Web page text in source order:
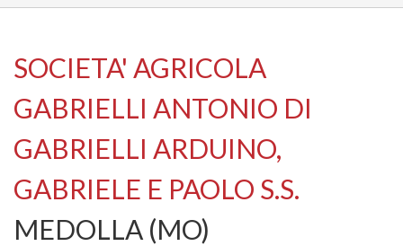
INTERVENTI
SI
SOCIETA' AGRICOLA
GABRIELLI ANTONIO DI
GABRIELLI ARDUINO,
GABRIELE E PAOLO S.S.
MEDOLLA (MO)